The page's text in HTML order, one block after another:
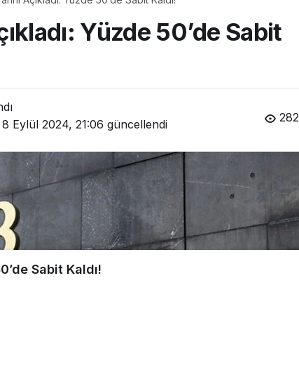
Yüzde 50’de Sabit
8 Eylül 2024, 21:06 güncellendi 282
Sabit Kaldı!